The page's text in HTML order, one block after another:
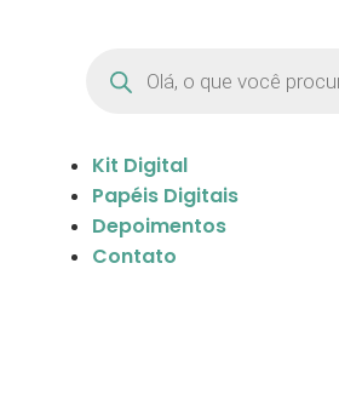
Kit Digital
Papéis Digitais
Depoimentos
Contato